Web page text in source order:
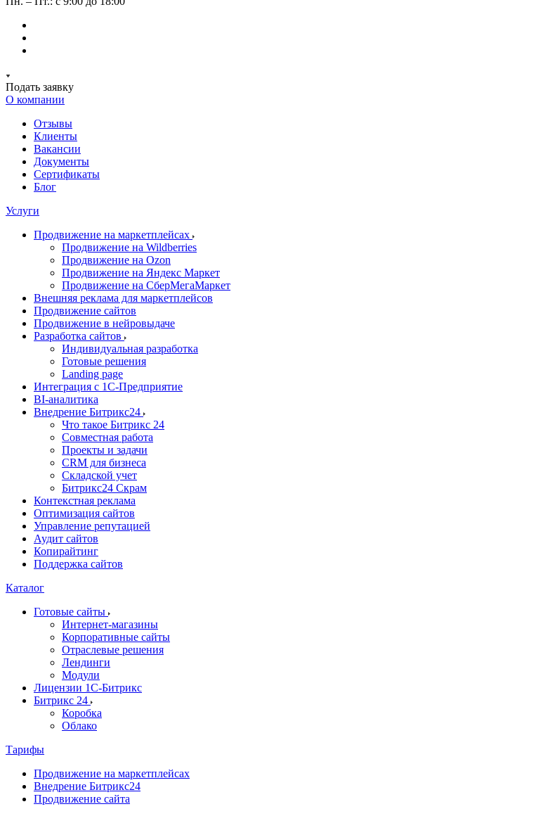
Подать заявку
О компании
Отзывы
Клиенты
Вакансии
Документы
Сертификаты
Блог
Услуги
Продвижение на маркетплейсах
Продвижение на Wildberries
Продвижение на Ozon
Продвижение на Яндекс Маркет
Продвижение на СберМегаМаркет
Внешняя реклама для маркетплейсов
Продвижение сайтов
Продвижение в нейровыдаче
Разработка сайтов
Индивидуальная разработка
Готовые решения
Landing page
Интеграция с 1С-Предприятие
BI-аналитика
Внедрение Битрикс24
Что такое Битрикс 24
Совместная работа
Проекты и задачи
СRМ для бизнеса
Складской учет
Битрикс24 Скрам
Контекстная реклама
Оптимизация сайтов
Управление репутацией
Аудит сайтов
Копирайтинг
Поддержка сайтов
Каталог
Готовые сайты
Интернет-магазины
Корпоративные сайты
Отраслевые решения
Лендинги
Модули
Лицензии 1С-Битрикс
Битрикс 24
Коробка
Облако
Тарифы
Продвижение на маркетплейсах
Внедрение Битрикс24
Продвижение сайта